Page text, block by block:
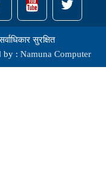
सुरक्षित
by : Namuna Computer